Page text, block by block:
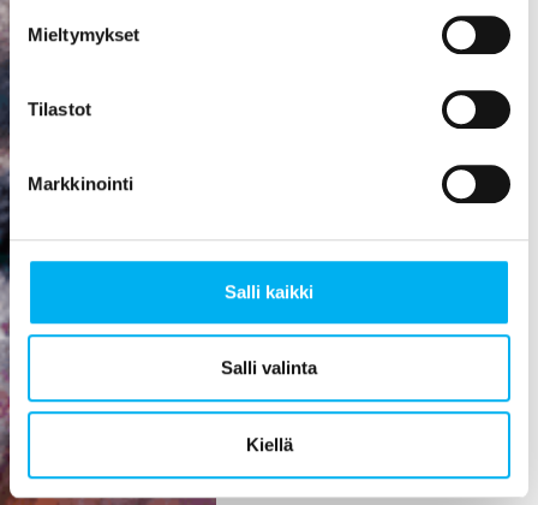
Mieltymykset
Tilastot
Markkinointi
Salli kaikki
Salli valinta
Kiellä
parantaa
viihtyisyyttä,
ehkäisee
vesivahinkoja,
helpottaa
pidentää
elinikää.